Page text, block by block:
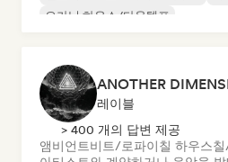
오가닉 하우스/다운템포
ANOTHER
레이블
> 400 개의 답변 제공
앰비언트비트/로파이칠 하우스